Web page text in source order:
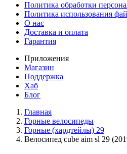
Политика обработки
Политика использования
О нас
Доставка и оплата
Гарантия
Приложения
Магазин
Поддержка
Хаб
Блог
Главная
Горные велосипеды
Горные (хардтейлы) 29
Велосипед cube aim sl 29